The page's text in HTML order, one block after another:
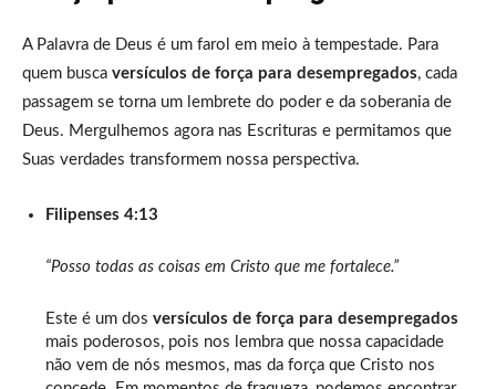
A Palavra de Deus é um farol em meio à tempestade. Para
quem busca versículos de força para desempregados, cada
passagem se torna um lembrete do poder e da soberania de
Deus. Mergulhemos agora nas Escrituras e permitamos que
Suas verdades transformem nossa perspectiva.
Filipenses 4:13
“Posso todas as coisas em Cristo que me fortalece.”
Este é um dos versículos de força para desempregados
mais poderosos, pois nos lembra que nossa capacidade
não vem de nós mesmos, mas da força que Cristo nos